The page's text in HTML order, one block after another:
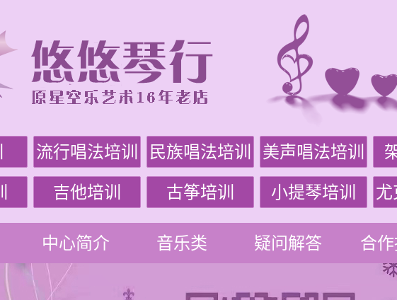
流行唱法培训 民族唱法培训 美声唱法培训
吉他培训 古筝培训 小提琴培训 尤
中心简介 音乐类 疑问解答 合